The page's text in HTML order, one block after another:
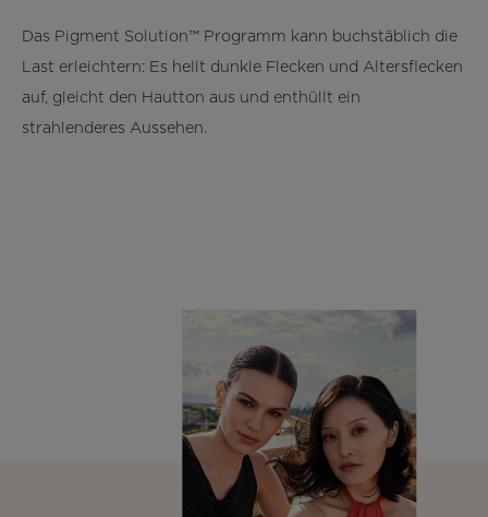
Das Pigment Solution™ Programm kann buchstäblich die
Last erleichtern: Es hellt dunkle Flecken und Altersflecken
auf, gleicht den Hautton aus und enthüllt ein
strahlenderes Aussehen.